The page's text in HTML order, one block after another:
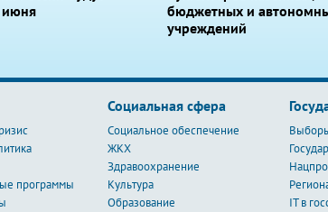
июня
бюджетных и
учреждений
программы
Социальная сфера
Социальное обеспечение
ЖКХ
Здравоохранение
Культура
Образование
IT в